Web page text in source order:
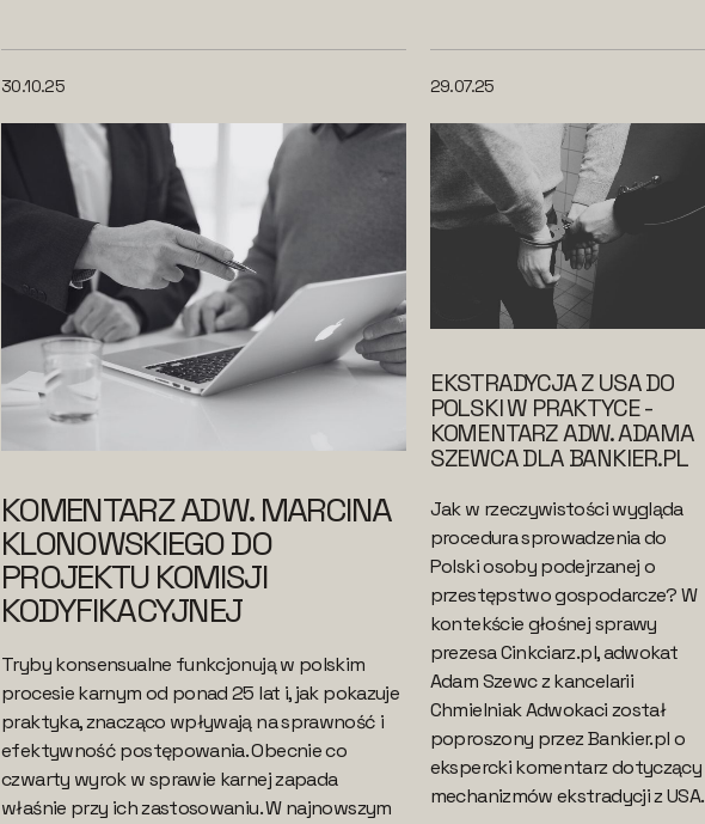
30.10.25
KOMENTARZ ADW. MARCINA
KLONOWSKIEGO DO
PROJEKTU KOMISJI
KODYFIKACYJNEJ
Tryby konsensualne funkcjonują w polskim
procesie karnym od ponad 25 lat i, jak pokazuje
praktyka, znacząco wpływają na sprawność i
efektywność postępowania. Obecnie co
czwarty wyrok w sprawie karnej zapada
właśnie przy ich zastosowaniu. W najnowszym
29.07.25
EKSTRADYCJA Z USA DO
POLSKI W PRAKTYCE -
KOMENTARZ ADW. ADAMA
SZEWCA DLA BANKIER.PL
Jak w rzeczywistości wygląda
procedura sprowadzenia do
Polski osoby podejrzanej o
przestępstwo gospodarcze? W
kontekście głośnej sprawy
prezesa Cinkciarz.pl, adwokat
Adam Szewc z kancelarii
Chmielniak Adwokaci został
poproszony przez Bankier.pl o
ekspercki komentarz dotyczący
mechanizmów ekstradycji z USA.